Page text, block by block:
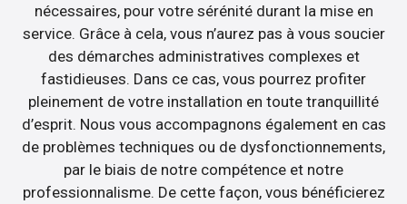
nécessaires, pour votre sérénité durant la mise en
service. Grâce à cela, vous n’aurez pas à vous soucier
des démarches administratives complexes et
fastidieuses. Dans ce cas, vous pourrez profiter
pleinement de votre installation en toute tranquillité
d’esprit. Nous vous accompagnons également en cas
de problèmes techniques ou de dysfonctionnements,
par le biais de notre compétence et notre
professionnalisme. De cette façon, vous bénéficierez